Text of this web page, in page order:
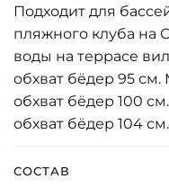
Подходит для
пляжного клуба на
воды на террасе
обхват бёдер 95 см.
обхват бёдер 100
обхват бёдер 104 см.
СОСТАВ